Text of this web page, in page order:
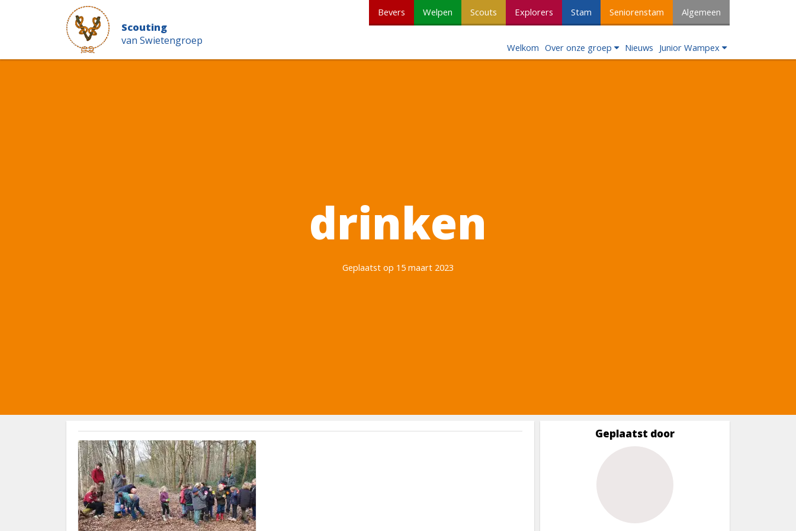
Scouting
van Swietengroep
Bevers Welpen Scouts Explorers Stam Seniorenstam Algemeen
Welkom Over onze groep Nieuws Junior Wampex
drinken
Geplaatst op 15 maart 2023
Geplaatst door